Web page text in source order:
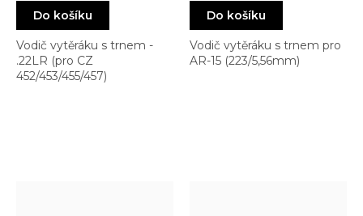
Do košíku
Vodič vytěráku s trnem -
.22LR (pro CZ
452/453/455/457)
Do košíku
Vodič vytěráku s trnem pro
AR-15 (223/5,56mm)